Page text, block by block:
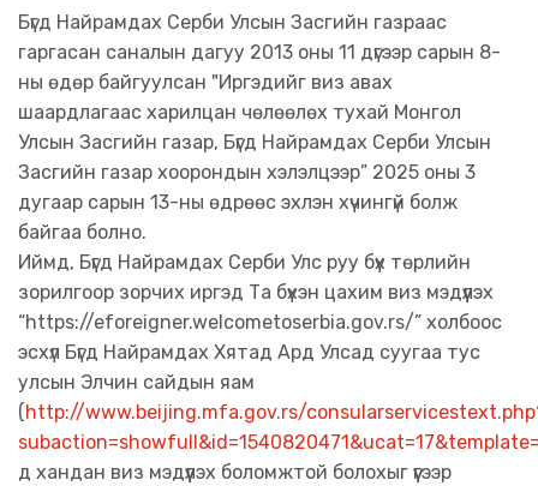
Бүгд Найрамдах Серби Улсын Засгийн газраас
гаргасан саналын дагуу 2013 оны 11 дүгээр сарын 8-
ны өдөр байгуулсан "Иргэдийг виз авах
шаардлагаас харилцан чөлөөлөх тухай Монгол
Улсын Засгийн газар, Бүгд Найрамдах Серби Улсын
Засгийн газар хоорондын хэлэлцээр” 2025 оны 3
дугаар сарын 13-ны өдрөөс эхлэн хүчингүй болж
байгаа болно.
Иймд, Бүгд Найрамдах Серби Улс руу бүх төрлийн
зорилгоор зорчих иргэд Та бүхэн цахим виз мэдүүлэх
“https://eforeigner.welcometoserbia.gov.rs/” холбоос
эсхүл Бүгд Найрамдах Хятад Ард Улсад суугаа тус
улсын Элчин сайдын яам
( http://www.beijing.mfa.gov.rs/
д хандан виз мэдүүлэх боломжтой болохыг үүгээр